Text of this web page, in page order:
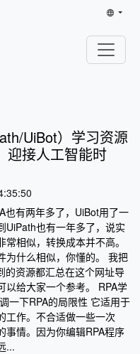
UiBot）学习资源
迎接人工智能时
也有两年多了，UiBot用了一
UiPath也有一年多了，说实
常相似，转换成本并不高。
为什么相似，你懂的。 我把
的资源都汇总在这个网址导
以给大家一个参考。 RPA学
一下RPA的局限性 它适用于
工作。不合适做一些一次
事情。因为你编辑RPA程序
...